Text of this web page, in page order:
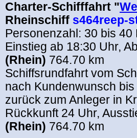
Charter-Schifffahrt "
Rheinschiff s464reep-
Personenzahl: 30 bis 40
Einstieg ab 18:30 Uhr,
(Rhein) 764.70 km
Schiffsrundfahrt vom
nach Kundenwunsch
zurück zum Anleger in
Rückkunft 24 Uhr,
(Rhein) 764.70 km